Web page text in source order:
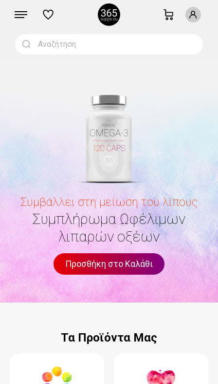
Συμβάλλει στη μείωση του λίπους
Συμπλήρωμα Ωφέλιμων
λιπαρών οξέων
Προσθήκη στο Καλάθι
Τα Προϊόντα Μας